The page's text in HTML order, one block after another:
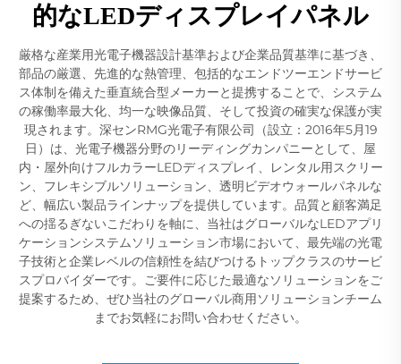
的なLEDディスプレイパネル
厳格な産業用光電子機器設計基準および企業品質基準に基づき、
部品の厳選、先進的な熱管理、包括的なエンドツーエンドサービ
ス体制を備えた垂直統合型メーカーと提携することで、システム
の稼働率最大化、均一な映像品質、そして投資の確実な保護が実
現されます。深センRMG光電子有限公司（設立：2016年5月19
日）は、光電子機器分野のリーディングカンパニーとして、屋
内・屋外向けフルカラーLEDディスプレイ、レンタル用スクリー
ン、フレキシブルソリューション、透明ビデオウォールパネルな
ど、幅広い製品ラインナップを提供しています。品質と顧客満足
への揺るぎないこだわりを軸に、当社はグローバルなLEDアプリ
ケーションシステムソリューション市場において、最先端の光電
子技術と企業レベルの信頼性を結びつけるトップクラスのサービ
スプロバイダーです。ご要件に応じた最適なソリューションをご
提案するため、ぜひ当社のグローバル商用ソリューションチーム
までお気軽にお問い合わせください。